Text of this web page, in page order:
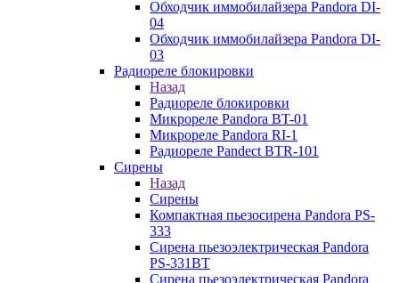
Обходчик иммобилайзера Pandora DI-
04
Обходчик иммобилайзера Pandora DI-
03
Радиореле блокировки
Назад
Радиореле блокировки
Микрореле Pandora BT-01
Микрореле Pandora RI-1
Радиореле Pandect BTR-101
Сирены
Назад
Сирены
Компактная пьезосирена Pandora PS-
333
Сирена пьезоэлектрическая Pandora
PS-331BT
Сирена пьезоэлектрическая Pandora